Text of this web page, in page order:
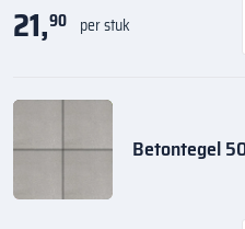
21,90 per stuk
Betontegel